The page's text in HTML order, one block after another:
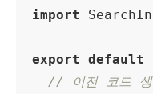
import
export default
// 이전 코드 생